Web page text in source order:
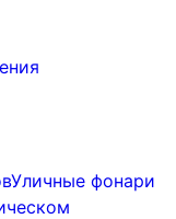
Уличные фонари